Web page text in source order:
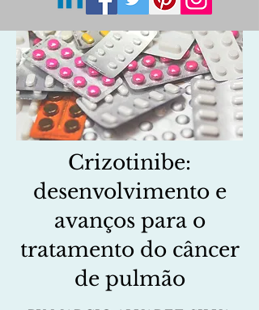
Crizotinibe:
desenvolvimento e
avanços para o
tratamento do câncer
de pulmão